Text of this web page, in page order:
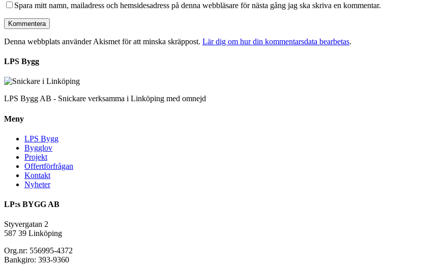
Spara mitt namn, mailadress och hemsidesadress på denna webbläsare för nästa gång jag ska skriva en kommentar.
Denna webbplats använder Akismet för att minska skräppost. Lär dig om hur din kommentarsdata bearbetas.
LPS Bygg
LPS Bygg AB - Snickare verksamma i Linköping med omnejd
Meny
LPS Bygg
Bygglov
Projekt
Offertförfrågan
Kontakt
Nyheter
LP:s BYGG AB
Styvergatan 2
587 39 Linköping
Org.nr: 556995-4372
Bankgiro: 393-9360